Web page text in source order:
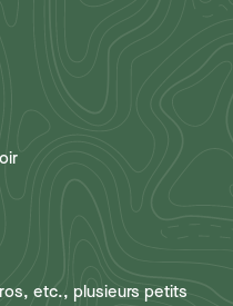
etc., plusieurs petits